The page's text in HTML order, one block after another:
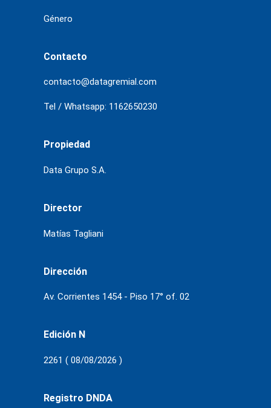
Género
Contacto
contacto@datagremial.com
Tel / Whatsapp: 1162650230
Propiedad
Data Grupo S.A.
Director
Matías Tagliani
Dirección
Av. Corrientes 1454 - Piso 17° of. 02
Edición N
2261 ( 08/08/2026 )
Registro DNDA